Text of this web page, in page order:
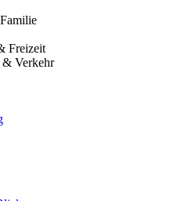
Freizeit
Verkehr